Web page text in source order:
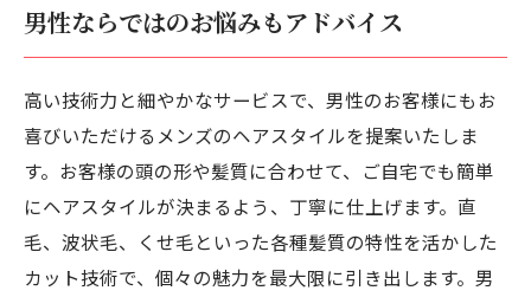
男性ならではのお悩みもアドバイス
高い技術力と細やかなサービスで、男性のお客様にもお
喜びいただけるメンズのヘアスタイルを提案いたしま
す。お客様の頭の形や髪質に合わせて、ご自宅でも簡単
にヘアスタイルが決まるよう、丁寧に仕上げます。直
毛、波状毛、くせ毛といった各種髪質の特性を活かした
カット技術で、個々の魅力を最大限に引き出します。男